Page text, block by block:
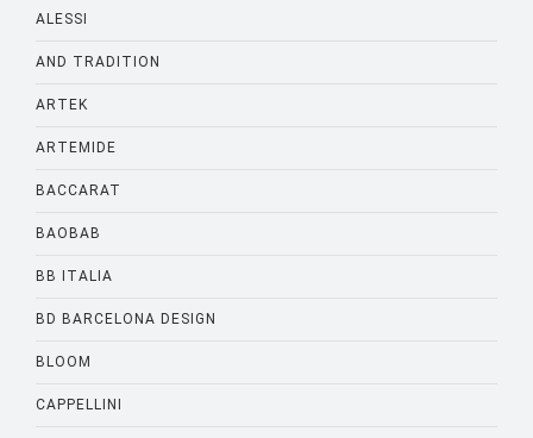
ALESSI
AND TRADITION
ARTEK
ARTEMIDE
BACCARAT
BAOBAB
BB ITALIA
BD BARCELONA DESIGN
BLOOM
CAPPELLINI